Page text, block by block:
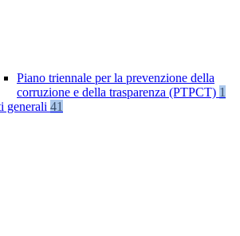
Piano triennale per la prevenzione della
corruzione e della trasparenza (PTPCT) 1
generali 41